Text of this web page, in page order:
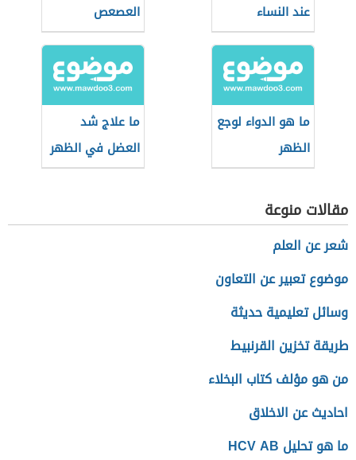
عند النساء
العصعص
ما هو الدواء لوجع
الظهر
ما علاج شد
العضل في الظهر
مقالات منوعة
شعر عن العلم
موضوع تعبير عن التعاون
وسائل تعليمية حديثة
طريقة تخزين القرنبيط
من هو مؤلف كتاب البخلاء
احاديث عن الاخلاق
ما هو تحليل HCV AB